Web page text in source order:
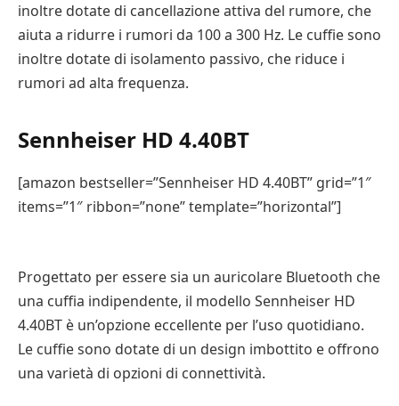
inoltre dotate di cancellazione attiva del rumore, che
aiuta a ridurre i rumori da 100 a 300 Hz. Le cuffie sono
inoltre dotate di isolamento passivo, che riduce i
rumori ad alta frequenza.
Sennheiser HD 4.40BT
[amazon bestseller=”Sennheiser HD 4.40BT” grid=”1″
items=”1″ ribbon=”none” template=”horizontal”]
Progettato per essere sia un auricolare Bluetooth che
una cuffia indipendente, il modello Sennheiser HD
4.40BT è un’opzione eccellente per l’uso quotidiano.
Le cuffie sono dotate di un design imbottito e offrono
una varietà di opzioni di connettività.